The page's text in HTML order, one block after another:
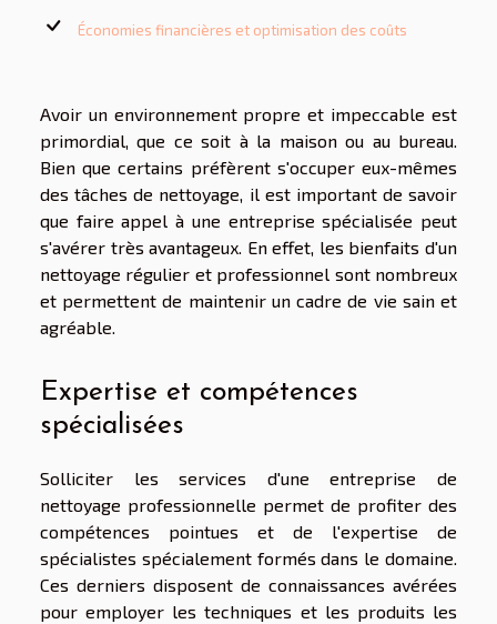
Économies financières et optimisation des coûts
Avoir un environnement propre et impeccable est
primordial, que ce soit à la maison ou au bureau.
Bien que certains préfèrent s'occuper eux-mêmes
des tâches de nettoyage, il est important de savoir
que faire appel à une entreprise spécialisée peut
s'avérer très avantageux. En effet, les bienfaits d'un
nettoyage régulier et professionnel sont nombreux
et permettent de maintenir un cadre de vie sain et
agréable.
Expertise et compétences
spécialisées
Solliciter les services d'une entreprise de
nettoyage professionnelle permet de profiter des
compétences pointues et de l'expertise de
spécialistes spécialement formés dans le domaine.
Ces derniers disposent de connaissances avérées
pour employer les techniques et les produits les